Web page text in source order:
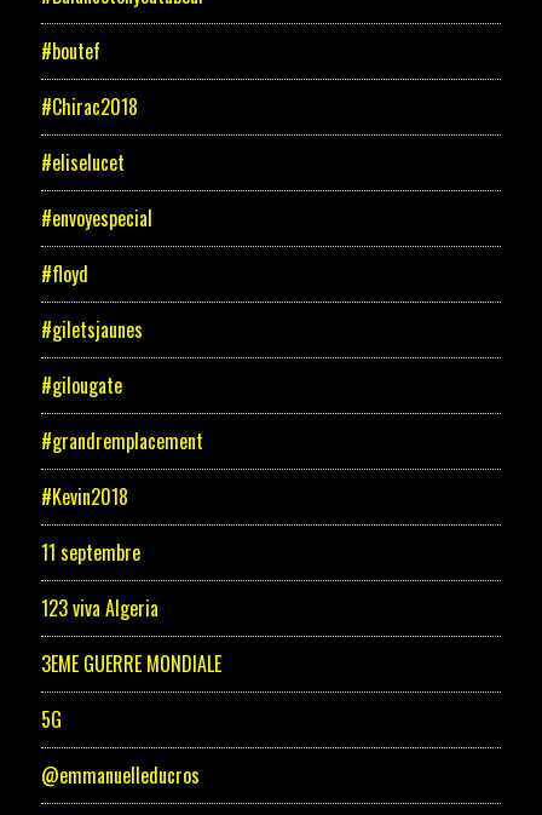
#boutef
#Chirac2018
#eliselucet
#envoyespecial
#floyd
#giletsjaunes
#gilougate
#grandremplacement
#Kevin2018
11 septembre
123 viva Algeria
3EME GUERRE MONDIALE
5G
@emmanuelleducros